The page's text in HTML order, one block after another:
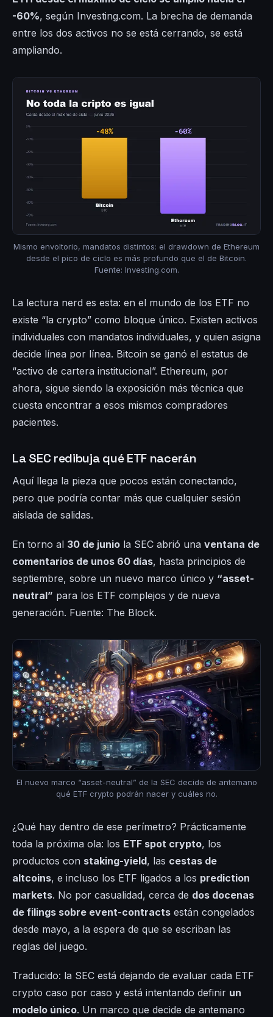
-60%, según Investing.com. La brecha de demanda
entre los dos activos no se está cerrando, se está
ampliando.
Mismo envoltorio, mandatos distintos: el drawdown de Ethereum
desde el pico de ciclo es más profundo que el de Bitcoin.
Fuente: Investing.com.
La lectura nerd es esta: en el mundo de los ETF no
existe “la crypto” como bloque único. Existen activos
individuales con mandatos individuales, y quien asigna
decide línea por línea. Bitcoin se ganó el estatus de
“activo de cartera institucional”. Ethereum, por
ahora, sigue siendo la exposición más técnica que
cuesta encontrar a esos mismos compradores
pacientes.
La SEC redibuja qué ETF nacerán
Aquí llega la pieza que pocos están conectando,
pero que podría contar más que cualquier sesión
aislada de salidas.
En torno al 30 de junio la SEC abrió una ventana de
comentarios de unos 60 días, hasta principios de
septiembre, sobre un nuevo marco único y “asset-
neutral” para los ETF complejos y de nueva
generación. Fuente: The Block.
El nuevo marco “asset-neutral” de la SEC decide de antemano
qué ETF crypto podrán nacer y cuáles no.
¿Qué hay dentro de ese perímetro? Prácticamente
toda la próxima ola: los ETF spot crypto, los
productos con staking-yield, las cestas de
altcoins, e incluso los ETF ligados a los prediction
markets. No por casualidad, cerca de dos docenas
de filings sobre event-contracts están congelados
desde mayo, a la espera de que se escriban las
reglas del juego.
Traducido: la SEC está dejando de evaluar cada ETF
crypto caso por caso y está intentando definir un
modelo único. Un marco que decide de antemano